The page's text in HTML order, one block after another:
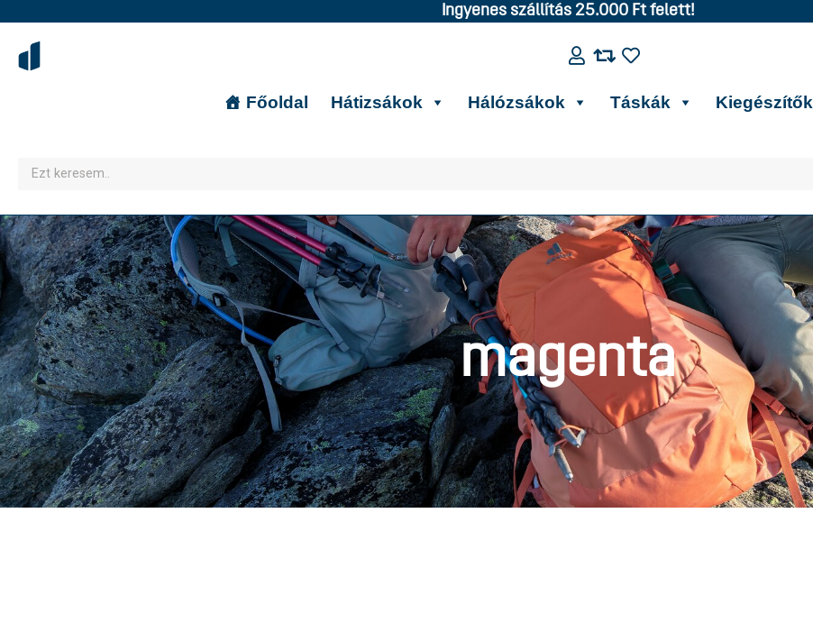
Ingyenes szállítás 25.000 Ft felett!
Főoldal Hátizsákok Hálózsákok Táskák Kiegészítők
magenta